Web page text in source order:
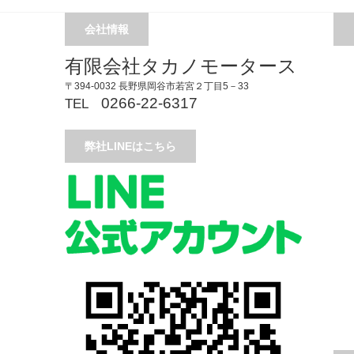
会社情報
有限会社タカノモータース
〒394-0032 長野県岡谷市若宮２丁目5－33
TEL 0266-22-6317
弊社LINEはこちら